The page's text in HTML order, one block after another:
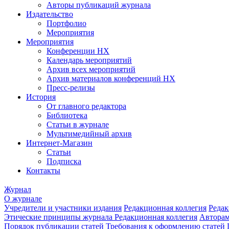
Авторы публикаций журнала
Издательство
Портфолио
Мероприятия
Мероприятия
Конференции НХ
Календарь мероприятий
Архив всех мероприятий
Архив материалов конференций НХ
Пресс-релизы
История
От главного редактора
Библиотека
Статьи в журнале
Мультимедийный архив
Интернет-Магазин
Статьи
Подписка
Контакты
Журнал
О журнале
Учредители и участники издания Редакционная коллегия
Этические принципы журнала Редакционная коллегия
Порядок публикации статей Требования к оформлению статей